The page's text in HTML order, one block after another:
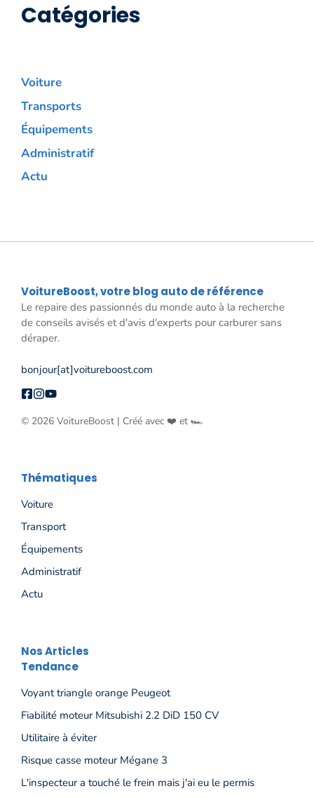
Catégories
Voiture
Transports
Équipements
Administratif
Actu
VoitureBoost, votre blog auto de référence
Le repaire des passionnés du monde auto à la recherche
de conseils avisés et d'avis d'experts pour carburer sans
déraper.
bonjour[at]voitureboost.com
© 2026 VoitureBoost | Créé avec ❤️ et 🏎️
Thématiques
Voiture
Transport
Équipements
Administratif
Actu
Nos Articles
Tendance
Voyant triangle orange Peugeot
Fiabilité moteur Mitsubishi 2.2 DiD 150 CV
Utilitaire à éviter
Risque casse moteur Mégane 3
L'inspecteur a touché le frein mais j'ai eu le permis